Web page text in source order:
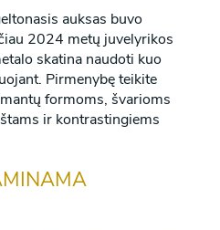
auksas buvo
2024 metų juvelyrikos
skatina naudoti kuo
Pirmenybę teikite
formoms, švarioms
ir kontrastingiems